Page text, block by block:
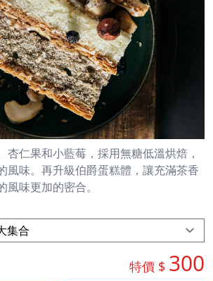
杏仁果和小藍莓，採用無糖低溫烘焙，
風味。再升級伯爵蛋糕體，讓充滿茶香
味更加的密合。
特價 $ 300